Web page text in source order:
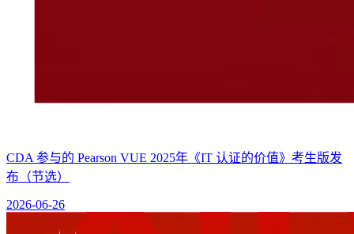
CDA 参与的 Pearson VUE 2025年《IT 认证的价值》考生版发
布（节选）
2026-06-26